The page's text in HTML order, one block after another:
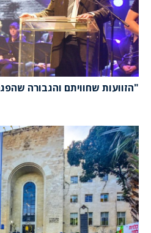
"הזוועות שחוויתם והגבורה